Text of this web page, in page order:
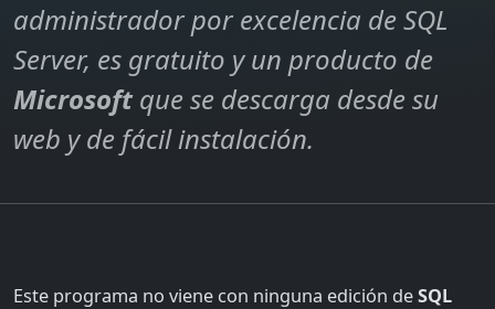
administrador por excelencia de SQL
Server, es gratuito y un producto de
Microsoftque se descarga desde su
web y de fácil instalación.
Este programa no viene con ninguna edición deSQL